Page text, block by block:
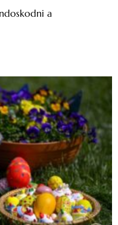
a